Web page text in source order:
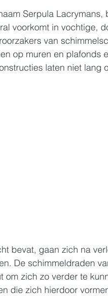
Serpula Lacrymans,
voorkomt in vochtige,
van
op muren en plafonds
laten niet lang
bevat, gaan zich na
De schimmeldraden
om zich zo verder te
die zich hierdoor